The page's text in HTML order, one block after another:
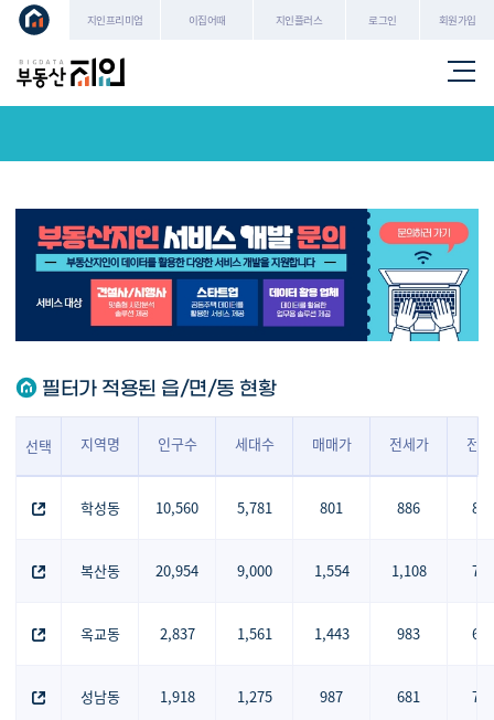
지인프리미엄 이집어때 지인플러스 로그인 회원가입
필터가 적용된 읍/면/동 현황
선택 지역명 인구수 세대수 매매가 전세가 전
학성동 10,560 5,781 801 886
복산동 20,954 9,000 1,554 1,108
옥교동 2,837 1,561 1,443 983
성남동 1,918 1,275 987 681